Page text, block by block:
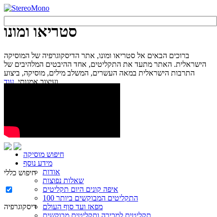
סטריאו ומונו
ברוכים הבאים אל סטריאו ומונו, אתר הדיסקוגרפיה של המוסיקה
הישראלית. האתר מתעד את התקליטים, אחד ההיבטים המלהיבים של
התרבות הישראלית במאה העשרים, המשלב מילים, מוסיקה, ביצוע
ועיצוב אמנותי.עוד...
חיפוש מוסיקה
מידע נוסף
אודות
שאלות נפוצות
איפה קונים היום תקליטים
100 התקליטים המבוקשים ביותר
מפאז ועד סוף העולם
תקליטים למכירה ותקליטים מבוקשים
חיפוש כללי
דיסקוגרפיה